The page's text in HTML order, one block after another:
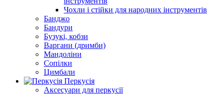
Чохли і стійки для народних інструментів
Банджо
Бандури
Бузукі, кобзи
Варгани (дримби)
Мандоліни
Сопілки
Цимбали
Перкусія
Аксесуари для перкусії